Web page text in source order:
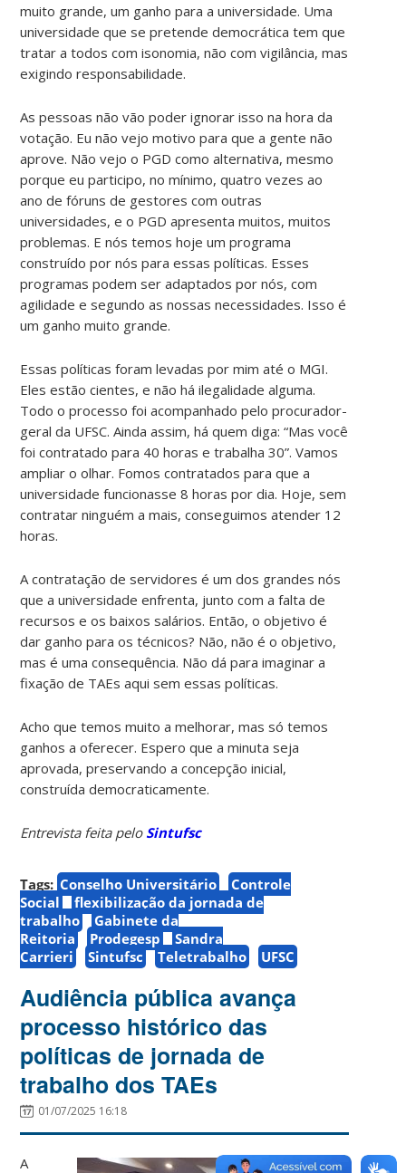
muito grande, um ganho para a universidade. Uma
universidade que se pretende democrática tem que
tratar a todos com isonomia, não com vigilância, mas
exigindo responsabilidade.
As pessoas não vão poder ignorar isso na hora da
votação. Eu não vejo motivo para que a gente não
aprove. Não vejo o PGD como alternativa, mesmo
porque eu participo, no mínimo, quatro vezes ao
ano de fóruns de gestores com outras
universidades, e o PGD apresenta muitos, muitos
problemas. E nós temos hoje um programa
construído por nós para essas políticas. Esses
programas podem ser adaptados por nós, com
agilidade e segundo as nossas necessidades. Isso é
um ganho muito grande.
Essas políticas foram levadas por mim até o MGI.
Eles estão cientes, e não há ilegalidade alguma.
Todo o processo foi acompanhado pelo procurador-
geral da UFSC. Ainda assim, há quem diga: “Mas você
foi contratado para 40 horas e trabalha 30”. Vamos
ampliar o olhar. Fomos contratados para que a
universidade funcionasse 8 horas por dia. Hoje, sem
contratar ninguém a mais, conseguimos atender 12
horas.
A contratação de servidores é um dos grandes nós
que a universidade enfrenta, junto com a falta de
recursos e os baixos salários. Então, o objetivo é
dar ganho para os técnicos? Não, não é o objetivo,
mas é uma consequência. Não dá para imaginar a
fixação de TAEs aqui sem essas políticas.
Acho que temos muito a melhorar, mas só temos
ganhos a oferecer. Espero que a minuta seja
aprovada, preservando a concepção inicial,
construída democraticamente.
Entrevista feita pelo Sintufsc
Tags: Conselho Universitário
Controle
Social
flexibilização da jornada de
trabalho
Gabinete da
Reitoria
Prodegesp
Sandra
Carrieri
Sintufsc Teletrabalho UFSC
Audiência pública avança
processo histórico das
políticas de jornada de
trabalho dos TAEs
01/07/2025 16:18
A